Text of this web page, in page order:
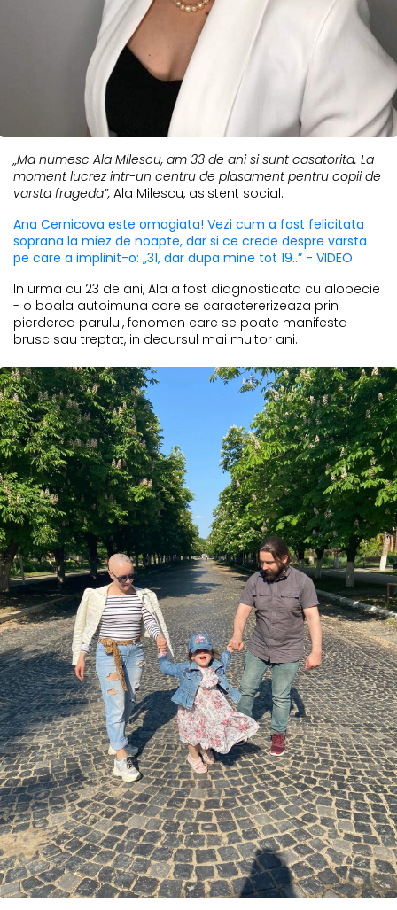
„Ma numesc Ala Milescu, am 33 de ani si sunt casatorita. La
moment lucrez intr-un centru de plasament pentru copii de
varsta frageda”, Ala Milescu, asistent social.
Ana Cernicova este omagiata! Vezi cum a fost felicitata
soprana la miez de noapte, dar si ce crede despre varsta
pe care a implinit-o: „31, dar dupa mine tot 19..” - VIDEO
In urma cu 23 de ani, Ala a fost diagnosticata cu alopecie
- o boala autoimuna care se caractererizeaza prin
pierderea parului, fenomen care se poate manifesta
brusc sau treptat, in decursul mai multor ani.